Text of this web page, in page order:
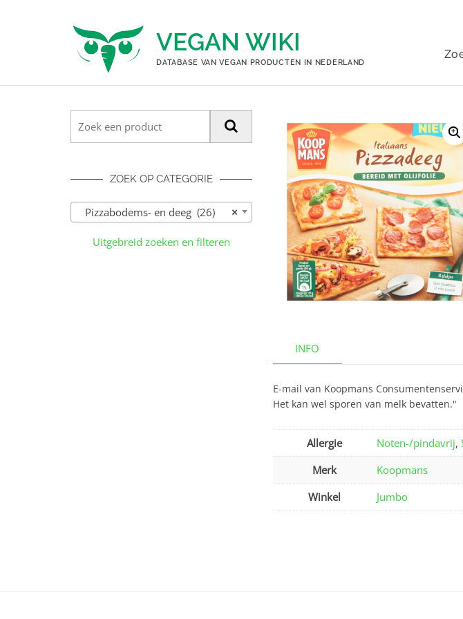
VEGAN WIKI
DATABASE VAN VEGAN PRODUCTEN IN NEDERLAND
INFO
E-mail van Koopmans
Het kan wel sporen van melk bevatten."
Allergie Noten-/pindavrij,
Merk
Koopmans
Winkel
Jumbo
ZOEK OP CATEGORIE
×
Pizzabodems- en deeg (26)
Uitgebreid zoeken en filteren